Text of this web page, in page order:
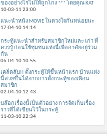
ของอย่างไรไม่ให้ถูกโกง *** โดยคุณ KAT
10-03-11 23:00
แนะนำหนัง MOVIE ในดวงใจกันหน่อยนะ
17-04-10 14:14
กระทู้แนะนำสำหรับสมาชิกใหม่และ เก่า ที่
ควรรู้ ก่อนใช้ชุมชนแห่งนี้เพื่ออาศัยอยู่ร่วม
กัน
06-04-10 10:55
เคล็ดลับ!! ตั้งกระทู้ให้ขึ้นหน้าแรก บ้านแห่ง
นี้สวยขึ้นได้จากการตั้งกระทู้ของเพื่อน
สมาชิก
02-04-10 12:43
บล๊อกเรื่องนี้เป็นตัวอย่าง การจัดเก็บเรื่อง
ราวที่ได้เขียนไว้ในกระทู้
11-03-1022:34